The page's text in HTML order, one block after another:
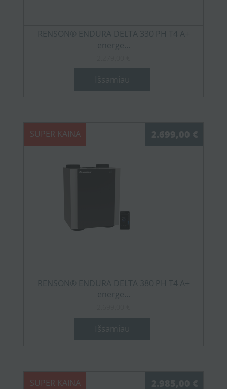
RENSON® ENDURA DELTA 330 PH T4 A+
energe...
Išsamiau
SUPER KAINA 2.699,00 €
RENSON® ENDURA DELTA 380 PH T4 A+
energe...
Išsamiau
SUPER KAINA 2.985,00 €